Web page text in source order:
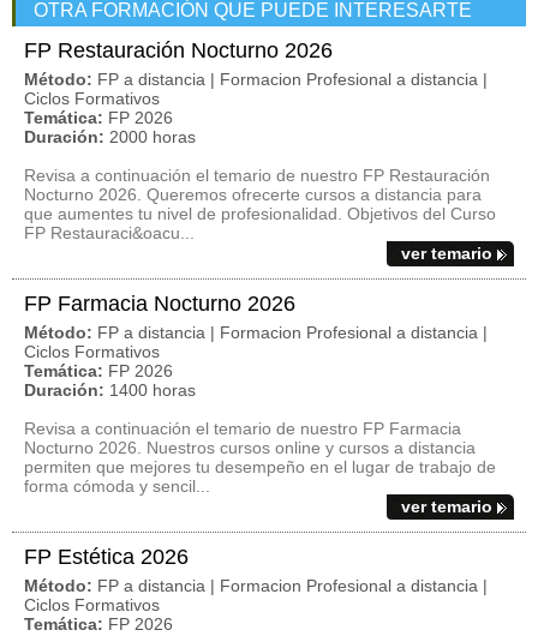
OTRA FORMACIÓN QUE PUEDE INTERESARTE
FP Restauración Nocturno 2026
Método: FP a distancia | Formacion Profesional a distancia |
Ciclos Formativos
Temática: FP 2026
Duración: 2000 horas
Revisa a continuación el temario de nuestro FP Restauración
Nocturno 2026. Queremos ofrecerte cursos a distancia para
que aumentes tu nivel de profesionalidad. Objetivos del Curso
FP Restauraci&oacu...
ver temario
FP Farmacia Nocturno 2026
Método: FP a distancia | Formacion Profesional a distancia |
Ciclos Formativos
Temática: FP 2026
Duración: 1400 horas
Revisa a continuación el temario de nuestro FP Farmacia
Nocturno 2026. Nuestros cursos online y cursos a distancia
permiten que mejores tu desempeño en el lugar de trabajo de
forma cómoda y sencil...
ver temario
FP Estética 2026
Método: FP a distancia | Formacion Profesional a distancia |
Ciclos Formativos
Temática: FP 2026